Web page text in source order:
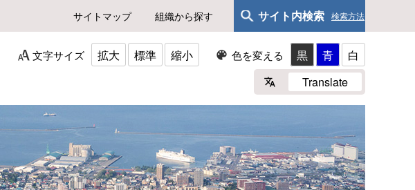
サイトマップ 組織から探す サイト内検索 検索方法
文字サイズ 拡大 標準 縮小 色を変える 黒 青
白
Translate